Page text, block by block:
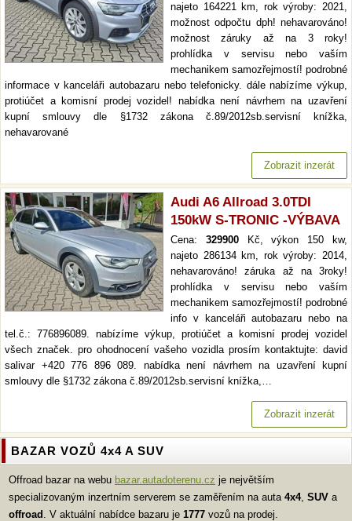
najeto 164221 km, rok výroby: 2021,
možnost odpočtu dph! nehavarováno!
možnost záruky až na 3 roky!
prohlídka v servisu nebo vaším
mechanikem samozřejmostí! podrobné
informace v kanceláři autobazaru nebo telefonicky. dále nabízíme výkup,
protiúčet a komisní prodej vozidel! nabídka není návrhem na uzavření
kupní smlouvy dle §1732 zákona č.89/2012sb.servisní knížka,
nehavarované
Zobrazit inzerát
Audi A6 Allroad 3.0TDI
150kW S-TRONIC -VÝBAVA
Cena: 329900Kč, výkon 150 kw,
najeto 286134 km, rok výroby: 2014,
nehavarováno! záruka až na 3roky!
prohlídka v servisu nebo vaším
mechanikem samozřejmostí! podrobné
info v kanceláři autobazaru nebo na
tel.č.: 776896089. nabízíme výkup, protiúčet a komisní prodej vozidel
všech značek. pro ohodnocení vašeho vozidla prosím kontaktujte: david
salivar +420 776 896 089. nabídka není návrhem na uzavření kupní
smlouvy dle §1732 zákona č.89/2012sb.servisní knížka,…
Zobrazit inzerát
BAZAR VOZŮ 4x4 A SUV
Offroad bazar na webu bazar.autadoterenu.cz je největším
specializovaným inzertním serverem se zaměřením na auta 4x4, SUV a
offroad . V aktuální nabídce bazaru je 1777 vozů na prodej.